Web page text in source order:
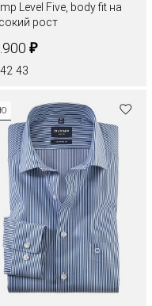
Level Five, body fit на
рост
₽
42 43